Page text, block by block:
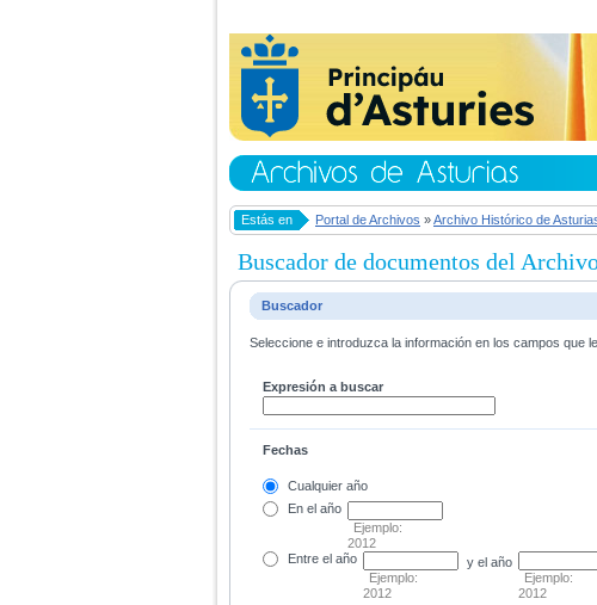
Estás en Portal de Archivos »Archivo Histórico de
Buscador de documentos del
Buscador
Seleccione e introduzca la información en los campos que
Expresión a buscar
Fechas
Cualquier año
En el año
Ejemplo:
2012
Entre el año
Ejemplo:
2012
y el año
Ejemplo:
2012